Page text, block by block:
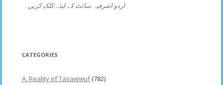
اردو اشرفیہ سائٹ کے لیئے کلک کریں۔
CATEGORIES
A. Reality of Tasawwuf(782)